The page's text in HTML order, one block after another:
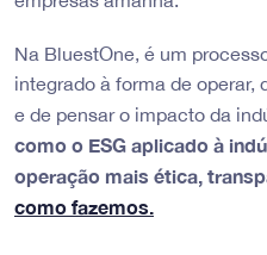
Na BluestOne, é um
integrado à forma de operar,
e de pensar o impacto da
como o ESG aplicado à
operação mais ética,
como fazemos.